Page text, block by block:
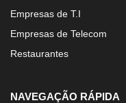
Empresas de T.I
Empresas de Telecom
Restaurantes
NAVEGAÇÃO RÁPIDA